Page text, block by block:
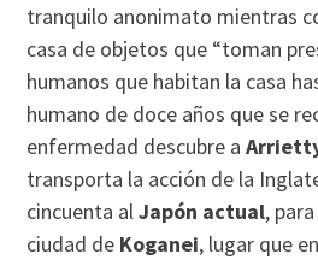
tranquilo anonimato mientras
casa de objetos que “toman
humanos que habitan la casa
humano de doce años que se
enfermedad descubre a
transporta la acción de la
cincuenta alJapón actual,
ciudad de Koganei, lugar que